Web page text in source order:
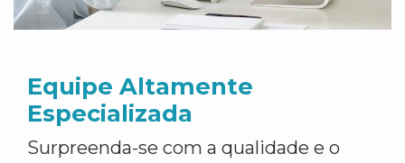
Equipe Altamente
Especializada
Surpreenda-se com a qualidade e o